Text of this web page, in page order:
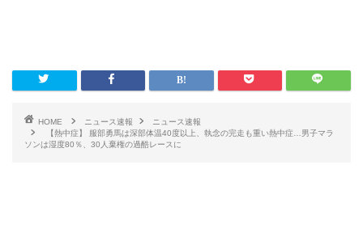
HOME ニュース速報
ニュース速報
【熱中症】 服部勇馬は深部体温40度以上、執念の完走も重い熱中症…男子マラ
ソンは湿度80％、30人棄権の過酷レースに